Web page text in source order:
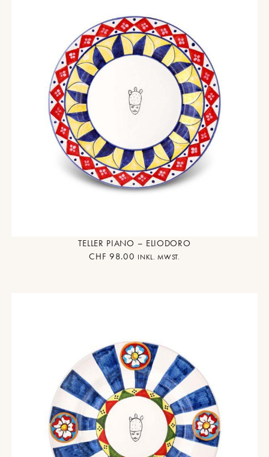
TELLER PIANO – ELIODORO
CHF 98.00 INKL. MWST.